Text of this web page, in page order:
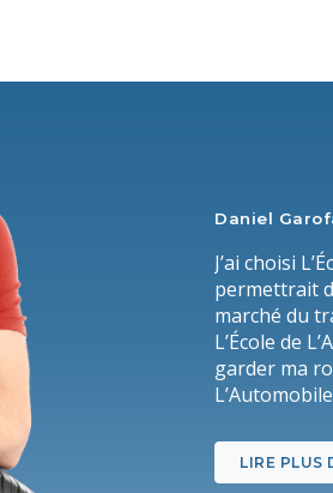
Daniel
J’ai choisi
permettrait
marché du
L’École de
garder ma
chance
c’estLIRE PLUS